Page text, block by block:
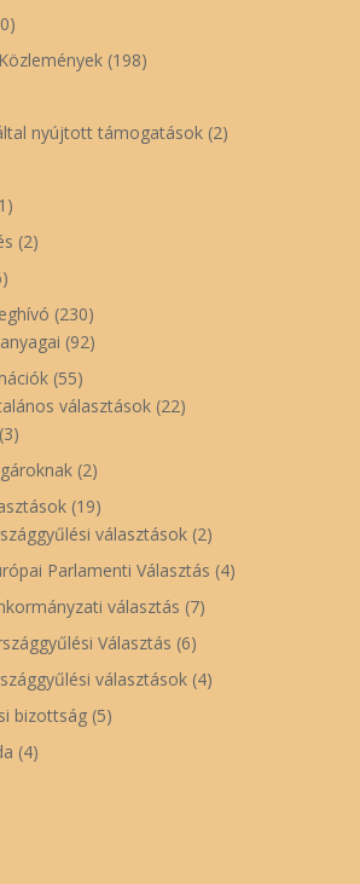
(198)
nyújtott támogatások(2)
(2)
(230)
(92)
(55)
választások(22)
(2)
(19)
választások(2)
Parlamenti Választás (4)
választás (7)
Választás (6)
választások(4)
bizottság(5)
(4)